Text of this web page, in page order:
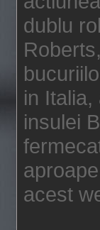
dublu
in
insulei
acest